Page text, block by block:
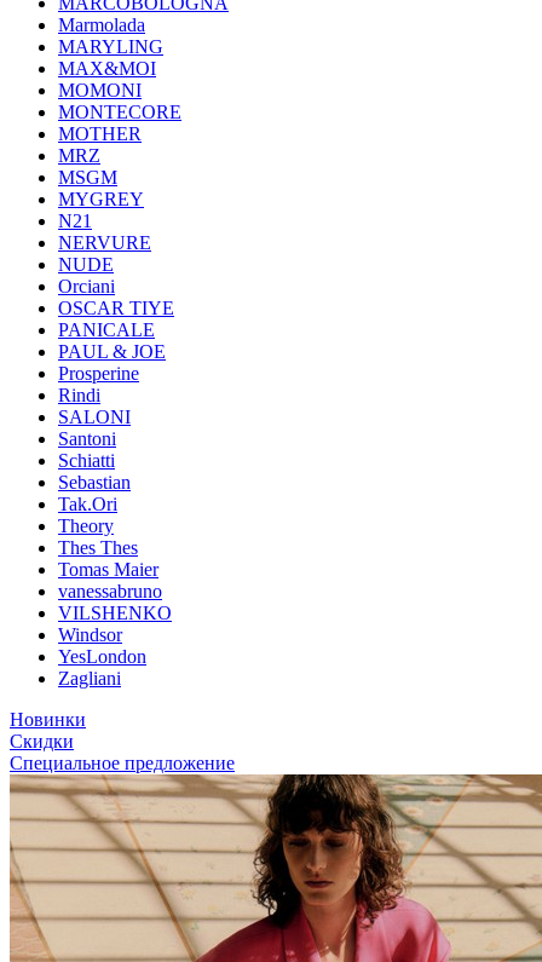
Marmolada
MARYLING
MAX&MOI
MOMONI
MONTECORE
MOTHER
MRZ
MSGM
MYGREY
N21
NERVURE
NUDE
Orciani
OSCAR TIYE
PANICALE
PAUL & JOE
Prosperine
Rindi
SALONI
Santoni
Schiatti
Sebastian
Tak.Ori
Theory
Thes Thes
Tomas Maier
vanessabruno
VILSHENKO
Windsor
YesLondon
Zagliani
Новинки
Скидки
Специальное предложение